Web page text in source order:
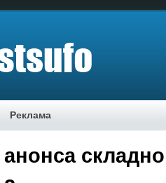
Реклама